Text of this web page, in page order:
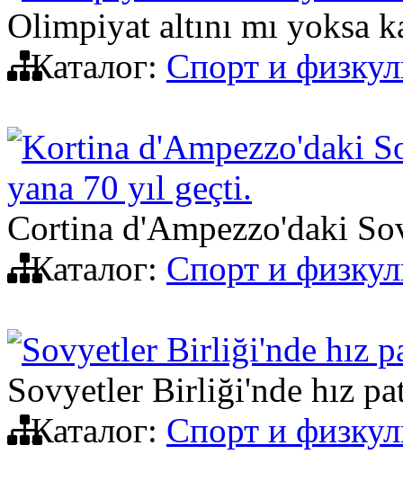
Olimpiyat altını mı yoksa
Каталог: Спорт и
Kortina d'Ampezzo'daki
yana 70 yıl geçti.
Cortina d'Ampezzo'daki
Каталог: Спорт и
Sovyetler Birliği'nde hız
Sovyetler Birliği'nde hız
Каталог: Спорт и